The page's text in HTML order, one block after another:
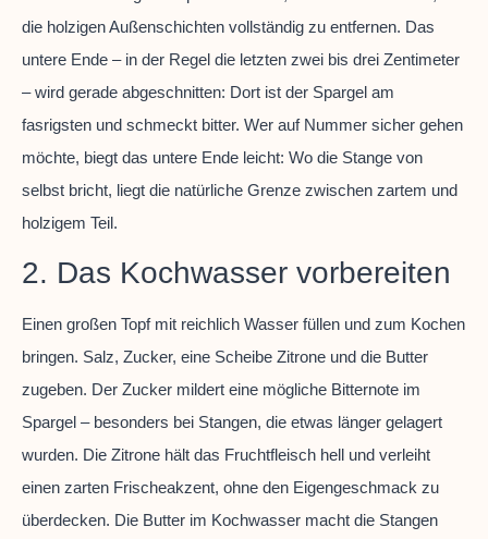
die holzigen Außenschichten vollständig zu entfernen. Das
untere Ende – in der Regel die letzten zwei bis drei Zentimeter
– wird gerade abgeschnitten: Dort ist der Spargel am
fasrigsten und schmeckt bitter. Wer auf Nummer sicher gehen
möchte, biegt das untere Ende leicht: Wo die Stange von
selbst bricht, liegt die natürliche Grenze zwischen zartem und
holzigem Teil.
2. Das Kochwasser vorbereiten
Einen großen Topf mit reichlich Wasser füllen und zum Kochen
bringen. Salz, Zucker, eine Scheibe Zitrone und die Butter
zugeben. Der Zucker mildert eine mögliche Bitternote im
Spargel – besonders bei Stangen, die etwas länger gelagert
wurden. Die Zitrone hält das Fruchtfleisch hell und verleiht
einen zarten Frischeakzent, ohne den Eigengeschmack zu
überdecken. Die Butter im Kochwasser macht die Stangen